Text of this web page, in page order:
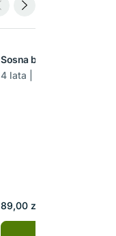
Sosna bośniacka Irish Bell
4 lata | C5 | 20-30 cm
89,00 zł